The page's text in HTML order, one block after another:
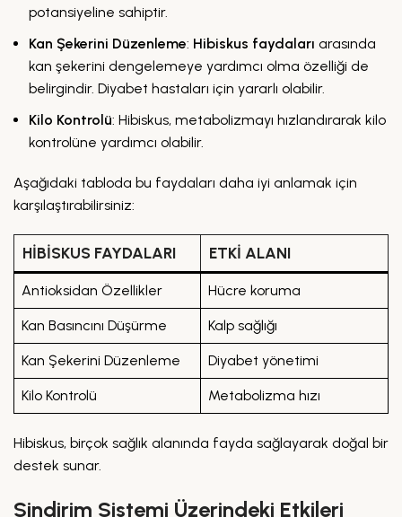
potansiyeline sahiptir.
Kan Şekerini Düzenleme: Hibiskus faydaları arasında
kan şekerini dengelemeye yardımcı olma özelliği de
belirgindir. Diyabet hastaları için yararlı olabilir.
Kilo Kontrolü: Hibiskus, metabolizmayı hızlandırarak kilo
kontrolüne yardımcı olabilir.
Aşağıdaki tabloda bu faydaları daha iyi anlamak için
karşılaştırabilirsiniz:
HIBISKUS FAYDALARI ETKI ALANI
Antioksidan Özellikler Hücre koruma
Kan Basıncını Düşürme Kalp sağlığı
Kan Şekerini Düzenleme Diyabet yönetimi
Kilo Kontrolü Metabolizma hızı
Hibiskus, birçok sağlık alanında fayda sağlayarak doğal bir
destek sunar.
Sindirim Sistemi Üzerindeki Etkileri